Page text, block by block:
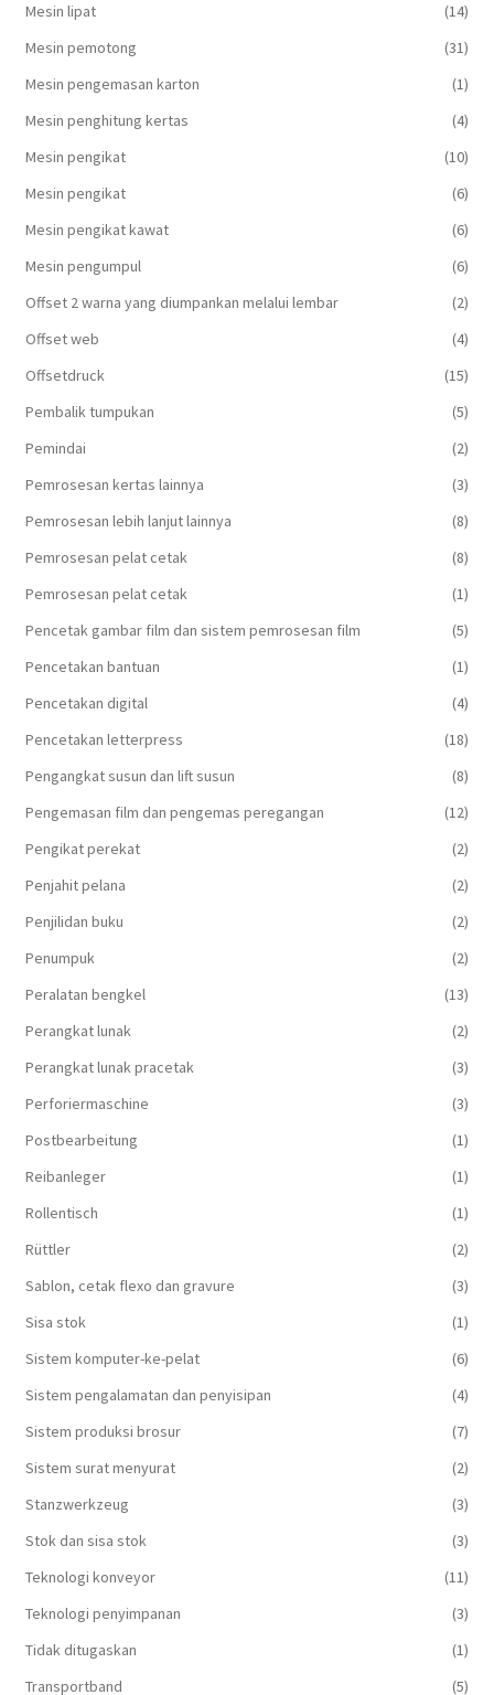
Mesin lipat
(14)
Mesin pemotong
(31)
Mesin pengemasan karton
(1)
Mesin penghitung kertas
(4)
Mesin pengikat
(10)
Mesin pengikat
(6)
Mesin pengikat kawat
(6)
Mesin pengumpul
(6)
Offset 2 warna yang diumpankan melalui lembar
(2)
Offset web
(4)
Offsetdruck
(15)
Pembalik tumpukan
(5)
Pemindai
(2)
Pemrosesan kertas lainnya
(3)
Pemrosesan lebih lanjut lainnya
(8)
Pemrosesan pelat cetak
(8)
Pemrosesan pelat cetak
(1)
Pencetak gambar film dan sistem pemrosesan film
(5)
Pencetakan bantuan
(1)
Pencetakan digital
(4)
Pencetakan letterpress
(18)
Pengangkat susun dan lift susun
(8)
Pengemasan film dan pengemas peregangan
(12)
Pengikat perekat
(2)
Penjahit pelana
(2)
Penjilidan buku
(2)
Penumpuk
(2)
Peralatan bengkel
(13)
Perangkat lunak
(2)
Perangkat lunak pracetak
(3)
Perforiermaschine
(3)
Postbearbeitung
(1)
Reibanleger
(1)
Rollentisch
(1)
Rüttler
(2)
Sablon, cetak flexo dan gravure
(3)
Sisa stok
(1)
Sistem komputer-ke-pelat
(6)
Sistem pengalamatan dan penyisipan
(4)
Sistem produksi brosur
(7)
Sistem surat menyurat
(2)
Stanzwerkzeug
(3)
Stok dan sisa stok
(3)
Teknologi konveyor
(11)
Teknologi penyimpanan
(3)
Tidak ditugaskan
(1)
Transportband
(5)